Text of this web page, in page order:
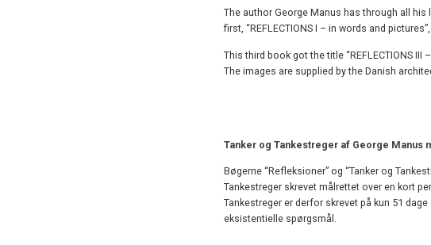
The author George Manus has through all
first, “REFLECTIONS I – in words and
This third book got the title “REFLECTIONS
The images are supplied by the Danish
Tanker og Tankestreger af George
Bøgerne “Refleksioner” og “Tanker og
Tankestreger skrevet målrettet over en kort
Tankestreger er derfor skrevet på kun 51
eksistentielle spørgsmål.